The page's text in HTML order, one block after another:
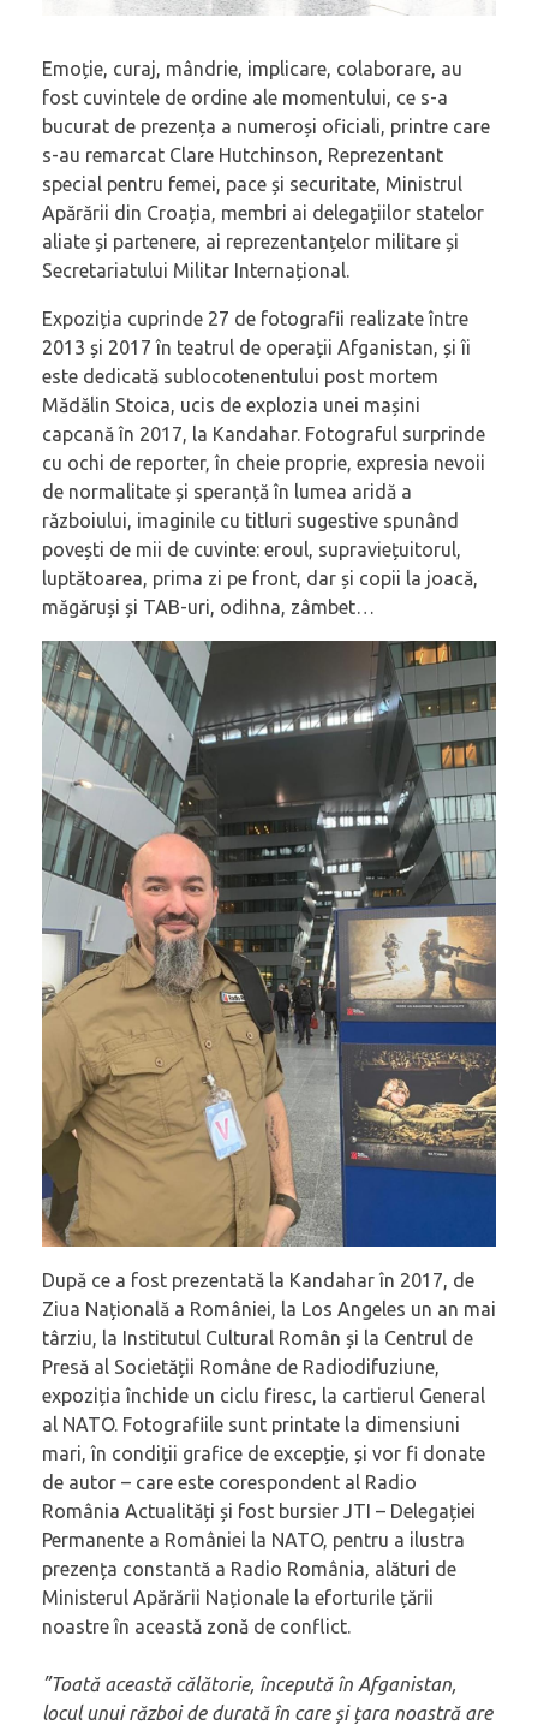
Emoție, curaj, mândrie, implicare, colaborare, au
fost cuvintele de ordine ale momentului, ce s-a
bucurat de prezența a numeroși oficiali, printre care
s-au remarcat Clare Hutchinson, Reprezentant
special pentru femei, pace și securitate, Ministrul
Apărării din Croația, membri ai delegațiilor statelor
aliate și partenere, ai reprezentanțelor militare și
Secretariatului Militar Internațional.
Expoziția cuprinde 27 de fotografii realizate între
2013 și 2017 în teatrul de operații Afganistan, și îi
este dedicată sublocotenentului post mortem
Mădălin Stoica, ucis de explozia unei mașini
capcană în 2017, la Kandahar. Fotograful surprinde
cu ochi de reporter, în cheie proprie, expresia nevoii
de normalitate și speranță în lumea aridă a
războiului, imaginile cu titluri sugestive spunând
povești de mii de cuvinte: eroul, supraviețuitorul,
luptătoarea, prima zi pe front, dar și copii la joacă,
măgăruși și TAB-uri, odihna, zâmbet…
După ce a fost prezentată la Kandahar în 2017, de
Ziua Națională a României, la Los Angeles un an mai
târziu, la Institutul Cultural Român și la Centrul de
Presă al Societății Române de Radiodifuziune,
expoziția închide un ciclu firesc, la cartierul General
al NATO. Fotografiile sunt printate la dimensiuni
mari, în condiții grafice de excepție, și vor fi donate
de autor – care este corespondent al Radio
România Actualități și fost bursier JTI – Delegației
Permanente a României la NATO, pentru a ilustra
prezența constantă a Radio România, alături de
Ministerul Apărării Naționale la eforturile țării
noastre în această zonă de conflict.
”Toată această călătorie, începută în Afganistan,
locul unui război de durată în care și țara noastră are